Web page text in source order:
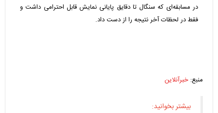
در مسابقه‌ای که سنگال تا دقایق پایانی نمایش قابل احترامی داشت و
فقط در لحظات آخر نتیجه را از دست داد.
منبع: خبرآنلاین
بیشتر بخوانید: